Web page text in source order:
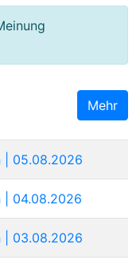
Mehr
| 05.08.2026
| 04.08.2026
| 03.08.2026